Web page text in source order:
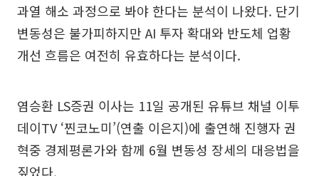
과열 해소 과정으로 봐야 한다는 분석이 나왔다. 단기
변동성은 불가피하지만 AI 투자 확대와 반도체 업황
개선 흐름은 여전히 유효하다는 분석이다.
염승환 LS증권 이사는 11일 공개된 유튜브 채널 이투
데이TV ‘찐코노미’(연출 이은지)에 출연해 진행자 권
혁중 경제평론가와 함께 6월 변동성 장세의 대응법을
짚었다.